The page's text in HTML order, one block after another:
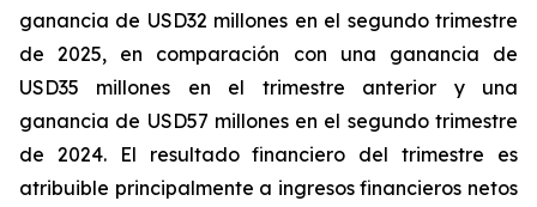
ganancia de USD32 millones en el segundo trimestre
de 2025, en comparación con una ganancia de
USD35 millones en el trimestre anterior y una
ganancia de USD57 millones en el segundo trimestre
de 2024. El resultado financiero del trimestre es
atribuible principalmente a ingresos financieros netos